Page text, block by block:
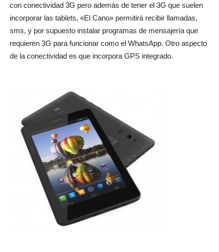
con conectividad 3G pero además de tener el 3G que suelen
incorporar las tablets, «El Cano» permitirá recibir llamadas,
sms, y por supuesto instalar programas de mensajería que
requieren 3G para funcionar como el WhatsApp. Otro aspecto
de la conectividad es que incorpora GPS integrado.